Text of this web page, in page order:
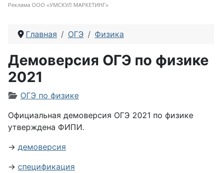
Реклама ООО «УМСКУЛ МАРКЕТИНГ»
Главная ОГЭ Физика
Демоверсия ОГЭ по физике
2021
Информация о материале
ОГЭ по физике
Официальная демоверсия ОГЭ 2021 по физике
утверждена ФИПИ.
→ демоверсия
→ спецификация